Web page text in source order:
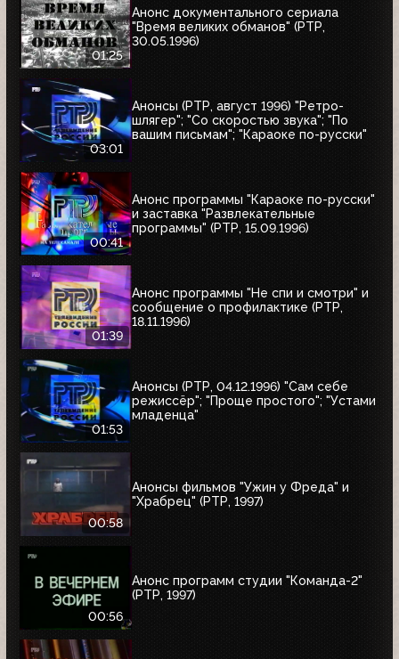
01:25
Анонс документального сериала
"Время великих обманов" (РТР,
30.05.1996)
03:01
Анонсы (РТР, август 1996) "Ретро-
шлягер"; "Со скоростью звука"; "По
вашим письмам"; "Караоке по-русски"
00:41
Анонс программы "Караоке по-русски"
и заставка "Развлекательные
программы" (РТР, 15.09.1996)
01:39
Анонс программы "Не спи и смотри" и
сообщение о профилактике (РТР,
18.11.1996)
01:53
Анонсы (РТР, 04.12.1996) "Сам себе
режиссёр"; "Проще простого"; "Устами
младенца"
00:58
Анонсы фильмов "Ужин у Фреда" и
"Храбрец" (РТР, 1997)
00:56
Анонс программ студии "Команда-2"
(РТР, 1997)